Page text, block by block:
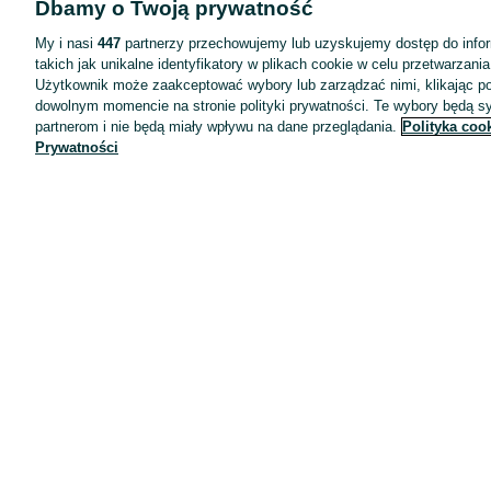
Wyróżnione ogłoszenia
Oferta dla firm
Blog
Regulamin
Polityka prywatności
Dbamy o Twoją prywatność
My i nasi 447 partnerzy przechowujemy lub uzyskujemy dostęp do
takich jak unikalne identyfikatory w plikach cookie w celu
Użytkownik może zaakceptować wybory lub zarządzać nimi, klikając
dowolnym momencie na stronie polityki prywatności. Te wybory będą
partnerom i nie będą miały wpływu na dane przeglądania. Polityka
Prywatności